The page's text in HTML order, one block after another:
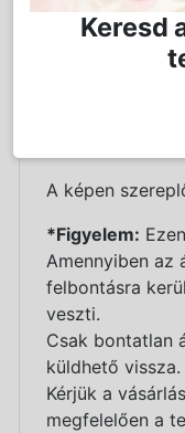
rezgéscsillapító
ki.
biztosabban
rezgést is
A képen
*Figyelem:
Amennyiben az
felbontásra
veszti.
Csak bontatlan
küldhető vissza.
Kérjük a
megfelelően a
Keresd